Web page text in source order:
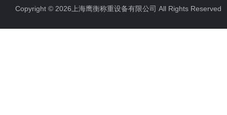
电子汽车衡
电子天平
Copyright © 2026上海鹰衡称重设备有限公司 All Rights